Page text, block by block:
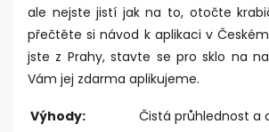
ale nejste jistí jak na to, otočte
přečtěte si návod k aplikaci v
jste z Prahy, stavte se pro sklo na
Vám jej zdarma aplikujeme.
Výhody:
Čistá průhlednost a